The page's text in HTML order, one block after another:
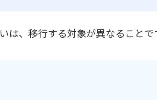
、移行する対象が異なることで